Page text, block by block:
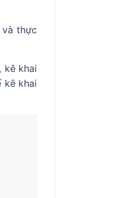
và thực
kê khai
kê khai